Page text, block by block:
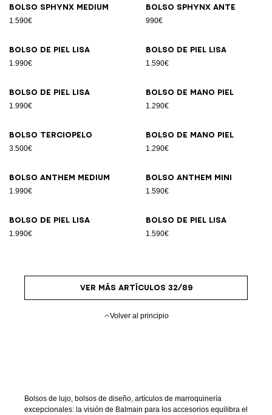
Bolso SPHYNX Medium
1.590€
Bolso SPHYNX ante
990€
Bolso de piel lisa
1.990€
Bolso de piel lisa
1.590€
Bolso de piel lisa
1.990€
Bolso de mano piel
1.290€
Bolso terciopelo
3.500€
Bolso de mano piel
1.290€
Bolso ANTHEM Medium
1.990€
Bolso ANTHEM Mini
1.590€
Bolso de piel lisa
1.990€
Bolso de piel lisa
1.590€
VER MÁS ARTÍCULOS 32/89
Volver al principio
Bolsos de lujo, bolsos de diseño, artículos de marroquinería
excepcionales: la visión de Balmain para los accesorios equilibra el